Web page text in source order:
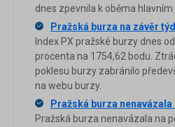
dnes zpevnila k oběma
Pražská burza na závěr
Index PX pražské burzy dnes
procenta na 1754,62 bodu.
poklesu burzy zabránilo
na webu burzy.
Pražská burza
Pražská burza nenavázala na